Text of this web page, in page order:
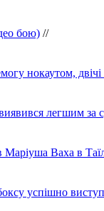
бою) //
нокаутом,
легшим за
Ваха в
успішно